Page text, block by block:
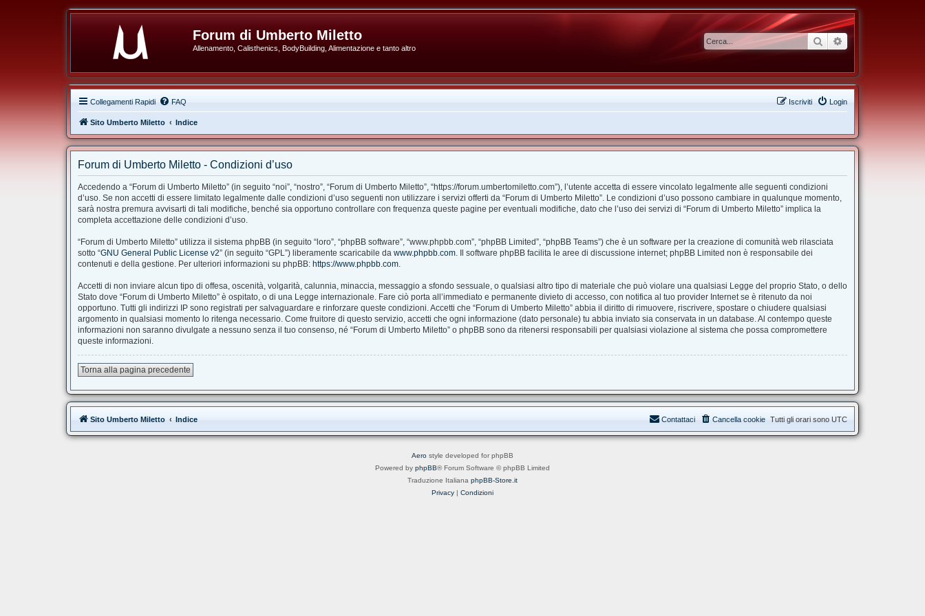
Forum di Umberto Miletto
Allenamento, Calisthenics, BodyBuilding, Alimentazione e tanto altro
Cerca Ricerca avanzata
Collegamenti Rapidi FAQ Login
Iscriviti
Sito Umberto Miletto Indice
Forum di Umberto Miletto - Condizioni d’uso
Accedendo a “Forum di Umberto Miletto” (in seguito “noi”, “nostro”, “Forum di Umberto Miletto”, “https://forum.umbertomiletto.com”), l’utente accetta di essere vincolato legalmente alle seguenti condizioni
d’uso. Se non accetti di essere limitato legalmente dalle condizioni d’uso seguenti non utilizzare i servizi offerti da “Forum di Umberto Miletto”. Le condizioni d’uso possono cambiare in qualunque momento,
sarà nostra premura avvisarti di tali modifiche, benché sia opportuno controllare con frequenza queste pagine per eventuali modifiche, dato che l’uso dei servizi di “Forum di Umberto Miletto” implica la
completa accettazione delle condizioni d’uso.
“Forum di Umberto Miletto” utilizza il sistema phpBB (in seguito “loro”, “phpBB software”, “www.phpbb.com”, “phpBB Limited”, “phpBB Teams”) che è un software per la creazione di comunità web rilasciata
sotto “GNU General Public License v2” (in seguito “GPL”) liberamente scaricabile da www.phpbb.com. Il software phpBB facilita le aree di discussione internet; phpBB Limited non è responsabile dei
contenuti e della gestione. Per ulteriori informazioni su phpBB: https://www.phpbb.com.
Accetti di non inviare alcun tipo di offesa, oscenità, volgarità, calunnia, minaccia, messaggio a sfondo sessuale, o qualsiasi altro tipo di materiale che può violare una qualsiasi Legge del proprio Stato, o dello
Stato dove “Forum di Umberto Miletto” è ospitato, o di una Legge internazionale. Fare ciò porta all’immediato e permanente divieto di accesso, con notifica al tuo provider Internet se è ritenuto da noi
opportuno. Tutti gli indirizzi IP sono registrati per salvaguardare e rinforzare queste condizioni. Accetti che “Forum di Umberto Miletto” abbia il diritto di rimuovere, riscrivere, spostare o chiudere qualsiasi
argomento in qualsiasi momento lo ritenga necessario. Come fruitore di questo servizio, accetti che ogni informazione (dato personale) tu abbia inviato sia conservata in un database. Al contempo queste
informazioni non saranno divulgate a nessuno senza il tuo consenso, né “Forum di Umberto Miletto” o phpBB sono da ritenersi responsabili per qualsiasi violazione al sistema che possa compromettere
queste informazioni.
Torna alla pagina precedente
Sito Umberto Miletto Indice Tutti gli orari sono UTC
Cancella cookie
Contattaci
Aero style developed for phpBB
Powered by phpBB® Forum Software © phpBB Limited
Traduzione Italiana phpBB-Store.it
Privacy | Condizioni